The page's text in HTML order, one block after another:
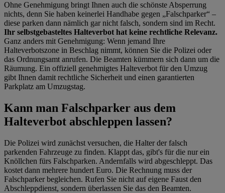
Ohne Genehmigung bringt Ihnen auch die schönste Absperrung
nichts, denn Sie haben keinerlei Handhabe gegen
Falschparker
–
diese parken dann nämlich gar nicht falsch, sondern sind im Recht.
Ihr selbstgebasteltes Halteverbot hat keine rechtliche Relevanz.
Ganz anders mit Genehmigung: Wenn jemand Ihre
Halteverbotszone in Beschlag nimmt, können Sie die Polizei oder
das Ordnungsamt anrufen. Die Beamten kümmern sich dann um die
Räumung. Ein offiziell genehmigtes Halteverbot für den Umzug
gibt Ihnen damit rechtliche Sicherheit und einen garantierten
Parkplatz am Umzugstag.
Kann man Falschparker aus dem
Halteverbot abschleppen lassen?
Die Polizei wird zunächst versuchen, die Halter der falsch
parkenden Fahrzeuge zu finden. Klappt das, gibt's für die nur ein
Knöllchen fürs Falschparken. Andernfalls wird abgeschleppt. Das
kostet dann mehrere hundert Euro. Die Rechnung muss der
Falschparker begleichen. Rufen Sie nicht auf eigene Faust den
Abschleppdienst, sondern überlassen Sie das den Beamten.